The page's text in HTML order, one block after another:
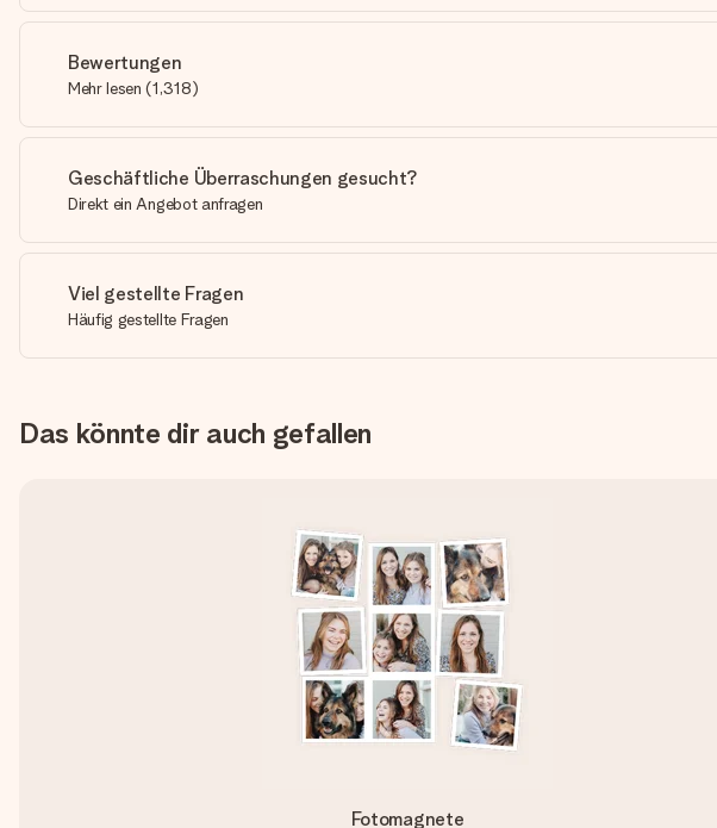
Bewertungen
Mehr lesen (1,318)
Geschäftliche Überraschungen gesucht?
Direkt ein Angebot anfragen
Viel gestellte Fragen
Häufig gestellte Fragen
Das könnte dir auch gefallen
Fotomagnete